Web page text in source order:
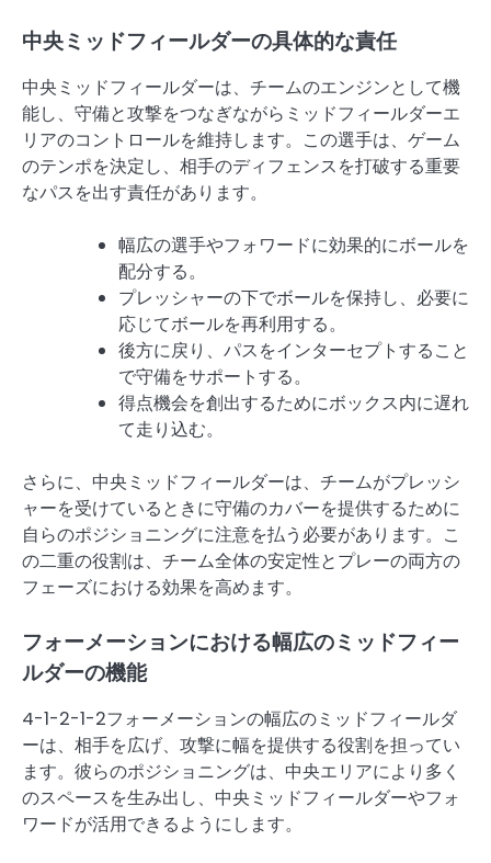
中央ミッドフィールダーの具体的な責任
中央ミッドフィールダーは、チームのエンジンとして機
能し、守備と攻撃をつなぎながらミッドフィールダーエ
リアのコントロールを維持します。この選手は、ゲーム
のテンポを決定し、相手のディフェンスを打破する重要
なパスを出す責任があります。
幅広の選手やフォワードに効果的にボールを
配分する。
プレッシャーの下でボールを保持し、必要に
応じてボールを再利用する。
後方に戻り、パスをインターセプトすること
で守備をサポートする。
得点機会を創出するためにボックス内に遅れ
て走り込む。
さらに、中央ミッドフィールダーは、チームがプレッシ
ャーを受けているときに守備のカバーを提供するために
自らのポジショニングに注意を払う必要があります。こ
の二重の役割は、チーム全体の安定性とプレーの両方の
フェーズにおける効果を高めます。
フォーメーションにおける幅広のミッドフィー
ルダーの機能
4-1-2-1-2フォーメーションの幅広のミッドフィールダ
ーは、相手を広げ、攻撃に幅を提供する役割を担ってい
ます。彼らのポジショニングは、中央エリアにより多く
のスペースを生み出し、中央ミッドフィールダーやフォ
ワードが活用できるようにします。